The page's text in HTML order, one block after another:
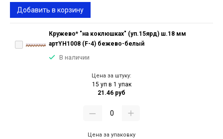
Добавить в корзину
Кружево* "на коклюшках" (уп.15ярд) ш.18 мм
артYH1008 (F-4) бежево-белый
В наличии
Цена за штуку:
15 уп в 1 упак
21.46 руб
Цена за упаковку